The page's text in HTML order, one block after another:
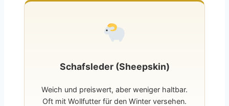
Schafsleder (Sheepskin)
Weich und preiswert, aber weniger haltbar.
Oft mit Wollfutter für den Winter versehen.